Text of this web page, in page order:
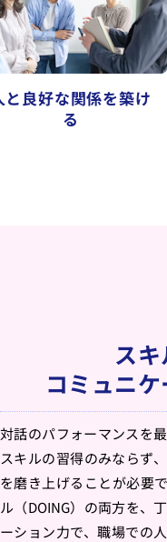
と良好な関係を築け
る
ス
コミュニ
対話のパフォーマンスを
スキルの習得のみならず
を磨き上げることが必要
ル（DOING）の両方を、
ーション力で、職場での